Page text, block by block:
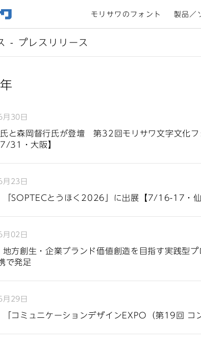
モリサワのフォント 製品／
- プレスリリース
30日
と森岡督行氏が登壇 第32回モリサワ文字文化
31・大阪】
23日
「SOPTECとうほく2026」に出展【7/16-17・仙
02日
地方創生・企業ブランド価値創造を目指す実践型
で発足
29日
「コミュニケーションデザインEXPO（第19回